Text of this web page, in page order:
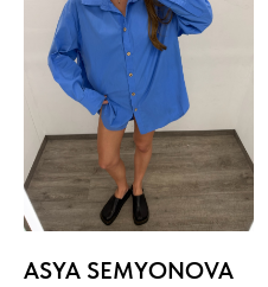
ASYA SEMYONOVA